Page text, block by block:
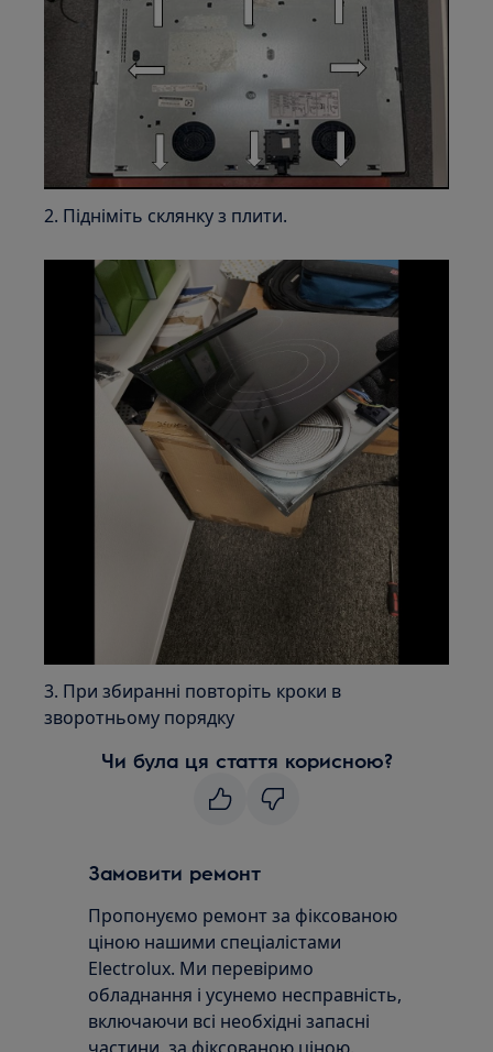
2. Підніміть склянку з плити.
3. При збиранні повторіть кроки в
зворотньому порядку
Чи була ця стаття корисною?
Замовити ремонт
Пропонуємо ремонт за фіксованою
ціною нашими спеціалістами
Electrolux. Ми перевіримо
обладнання і усунемо несправність,
включаючи всі необхідні запасні